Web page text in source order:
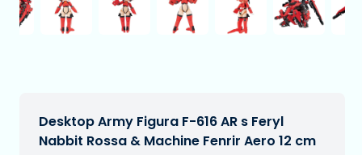
Desktop Army Figura F-616 AR s Feryl
Nabbit Rossa & Machine Fenrir Aero 12 cm